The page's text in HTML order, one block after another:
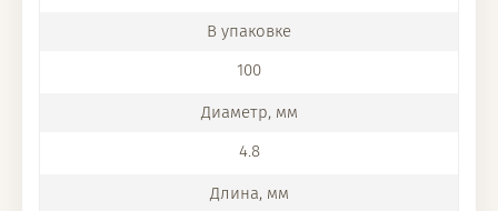
100
4.8